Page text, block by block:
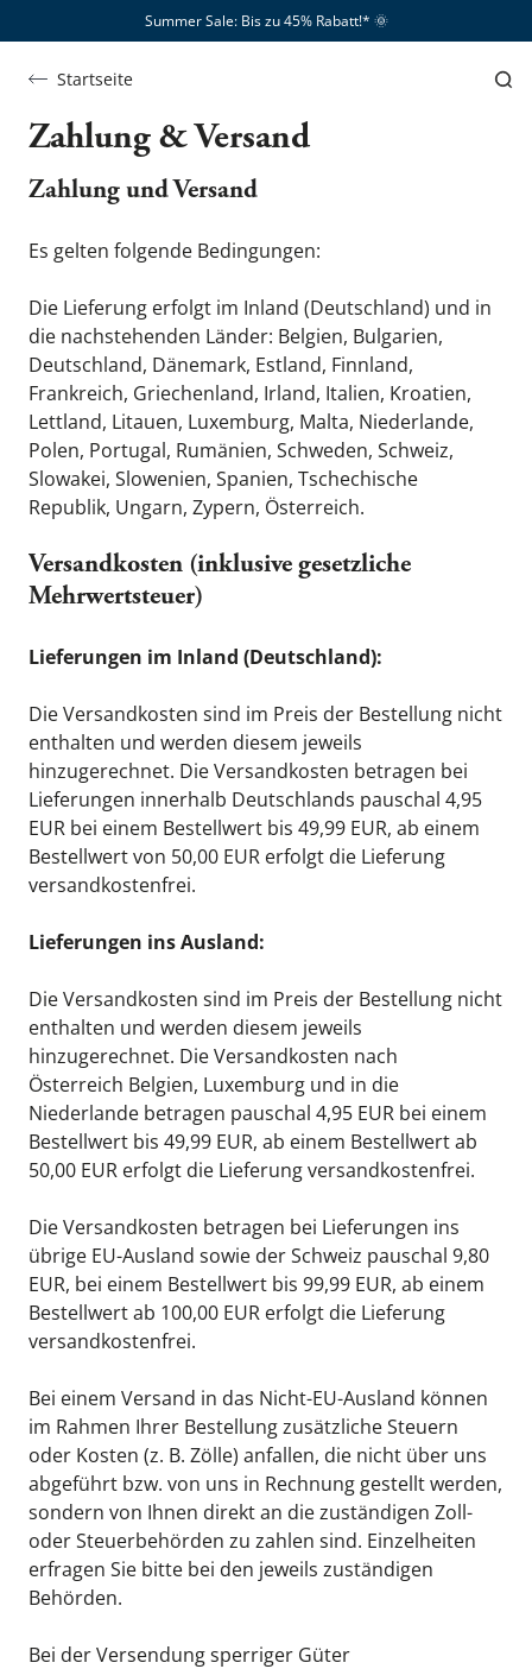
Summer Sale: Bis zu 45% Rabatt!*​ 🌞
Startseite
Zahlung & Versand
Zahlung und Versand
Es gelten folgende Bedingungen:
Die Lieferung erfolgt im Inland (Deutschland) und in
die nachstehenden Länder: Belgien, Bulgarien,
Deutschland, Dänemark, Estland, Finnland,
Frankreich, Griechenland, Irland, Italien, Kroatien,
Lettland, Litauen, Luxemburg, Malta, Niederlande,
Polen, Portugal, Rumänien, Schweden, Schweiz,
Slowakei, Slowenien, Spanien, Tschechische
Republik, Ungarn, Zypern, Österreich.
Versandkosten (inklusive gesetzliche
Mehrwertsteuer)
Lieferungen im Inland (Deutschland):
Die Versandkosten sind im Preis der Bestellung nicht
enthalten und werden diesem jeweils
hinzugerechnet. Die Versandkosten betragen bei
Lieferungen innerhalb Deutschlands pauschal 4,95
EUR bei einem Bestellwert bis 49,99 EUR, ab einem
Bestellwert von 50,00 EUR erfolgt die Lieferung
versandkostenfrei.
Lieferungen ins Ausland:
Die Versandkosten sind im Preis der Bestellung nicht
enthalten und werden diesem jeweils
hinzugerechnet. Die Versandkosten nach
Österreich Belgien, Luxemburg und in die
Niederlande betragen pauschal 4,95 EUR bei einem
Bestellwert bis 49,99 EUR, ab einem Bestellwert ab
50,00 EUR erfolgt die Lieferung versandkostenfrei.
Die Versandkosten betragen bei Lieferungen ins
übrige EU-Ausland sowie der Schweiz pauschal 9,80
EUR, bei einem Bestellwert bis 99,99 EUR, ab einem
Bestellwert ab 100,00 EUR erfolgt die Lieferung
versandkostenfrei.
Bei einem Versand in das Nicht-EU-Ausland können
im Rahmen Ihrer Bestellung zusätzliche Steuern
oder Kosten (z. B. Zölle) anfallen, die nicht über uns
abgeführt bzw. von uns in Rechnung gestellt werden,
sondern von Ihnen direkt an die zuständigen Zoll-
oder Steuerbehörden zu zahlen sind. Einzelheiten
erfragen Sie bitte bei den jeweils zuständigen
Behörden.
Bei der Versendung sperriger Güter